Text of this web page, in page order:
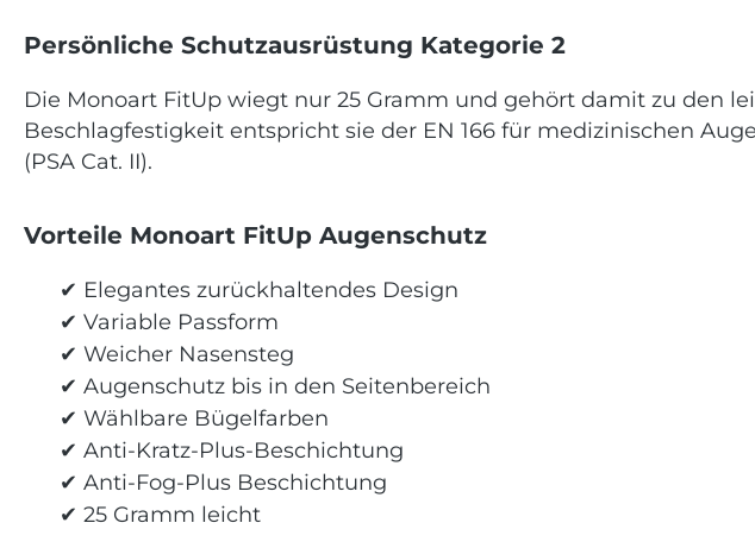
Persönliche Schutzausrüstung Kategorie 2
Die Monoart FitUp wiegt nur 25 Gramm und gehört damit zu den
Beschlagfestigkeit entspricht sie der EN 166 für medizinischen
(PSA Cat. II).
Vorteile Monoart FitUp Augenschutz
✔ Elegantes zurückhaltendes Design
✔ Variable Passform
✔ Weicher Nasensteg
✔ Augenschutz bis in den Seitenbereich
✔ Wählbare Bügelfarben
✔ Anti-Kratz-Plus-Beschichtung
✔ Anti-Fog-Plus Beschichtung
✔ 25 Gramm leicht